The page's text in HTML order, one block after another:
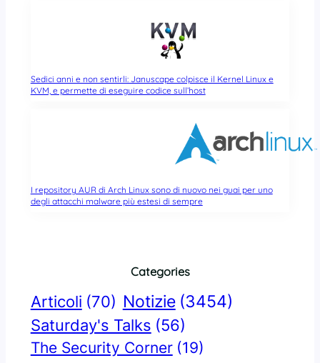
Sedici anni e non sentirli: Januscape colpisce il Kernel Linux e
KVM, e permette di eseguire codice sull’host
I repository AUR di Arch Linux sono di nuovo nei guai per uno
degli attacchi malware più estesi di sempre
Categories
Articoli (70) Notizie (3454)
Saturday's Talks (56)
The Security Corner (19)